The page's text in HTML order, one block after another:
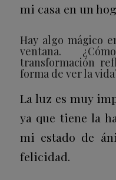
mi casa en un
Hay algo mágico
ventana.
transformación
forma de ver la
La luz es muy
ya que tiene la
mi estado de
felicidad.